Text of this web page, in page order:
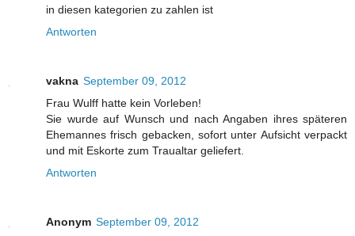
in diesen kategorien zu zahlen ist
Antworten
vakna September 09, 2012
Frau Wulff hatte kein Vorleben!
Sie wurde auf Wunsch und nach Angaben ihres späteren
Ehemannes frisch gebacken, sofort unter Aufsicht verpackt
und mit Eskorte zum Traualtar geliefert.
Antworten
Anonym September 09, 2012